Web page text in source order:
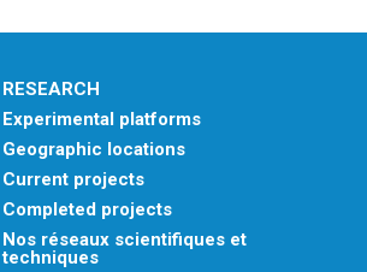
RESEARCH
Experimental platforms
Geographic locations
Current projects
Completed projects
Nos réseaux scientifiques et
techniques